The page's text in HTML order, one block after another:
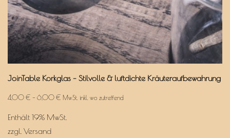
JoinTable Korkglas – Stilvolle & luftdichte Kräuteraufbewahrung
4,00 € – 6,00 € Preisspanne:
bis
MwSt. inkl. wo zutreffend
Enthält 19% MwSt.
zzgl. Versand